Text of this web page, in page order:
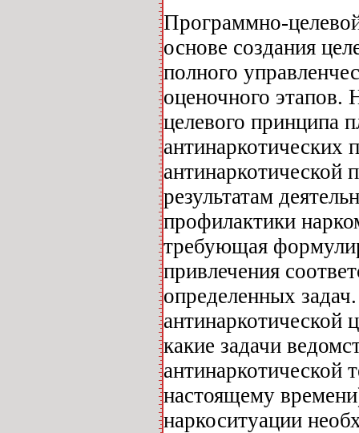
Программно-
основе создания
полного
оценочного этапов.
целевого принципа
антинаркотических
антинаркотической
результатам
профилактики
требующая
привлечения
определенных
антинаркотической
какие задачи
антинаркотической
настоящему
наркоситуации